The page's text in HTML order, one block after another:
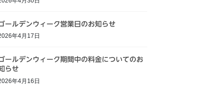
ールデンウィーク営業日のお知らせ
年4月17日
ールデンウィーク期間中の料金についてのお
らせ
年4月16日